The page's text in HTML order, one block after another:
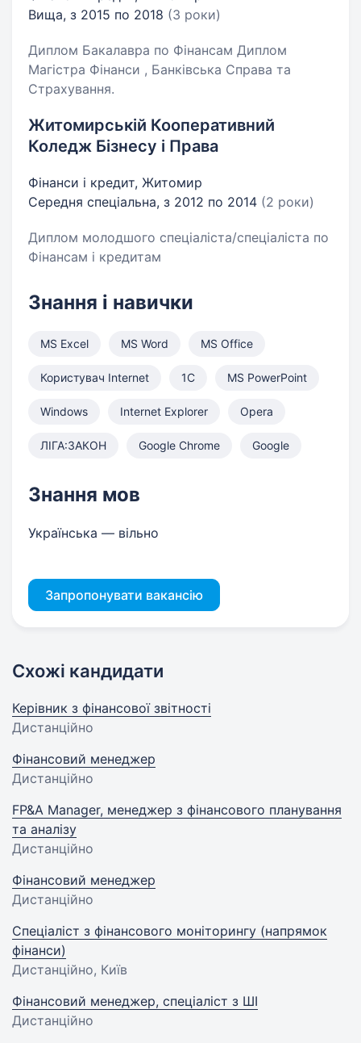
Вища, з 2015 по 2018 (3 роки)
Диплом Бакалавра по Фінансам Диплом
Магістра Фінанси , Банківська Справа та
Страхування.
Житомирській Кооперативний
Коледж Бізнесу і Права
Фінанси і кредит, Житомир
Середня спеціальна, з 2012 по 2014 (2 роки)
Диплом молодшого спеціаліста/спеціаліста по
Фінансам і кредитам
Знання і навички
MS Excel MS Word MS Office
Користувач Internet 1С MS PowerPoint
Windows Internet Explorer Opera
ЛІГА:ЗАКОН Google Chrome Google
Знання мов
Українська — вільно
Запропонувати вакансію
Схожі кандидати
Керівник з фінансової звітності
Дистанційно
Фінансовий менеджер
Дистанційно
FP&A Manager, менеджер з фінансового планування
та аналізу
Дистанційно
Фінансовий менеджер
Дистанційно
Спеціаліст з фінансового моніторингу (напрямок
фінанси)
Дистанційно, Київ
Фінансовий менеджер, спеціаліст з ШІ
Дистанційно